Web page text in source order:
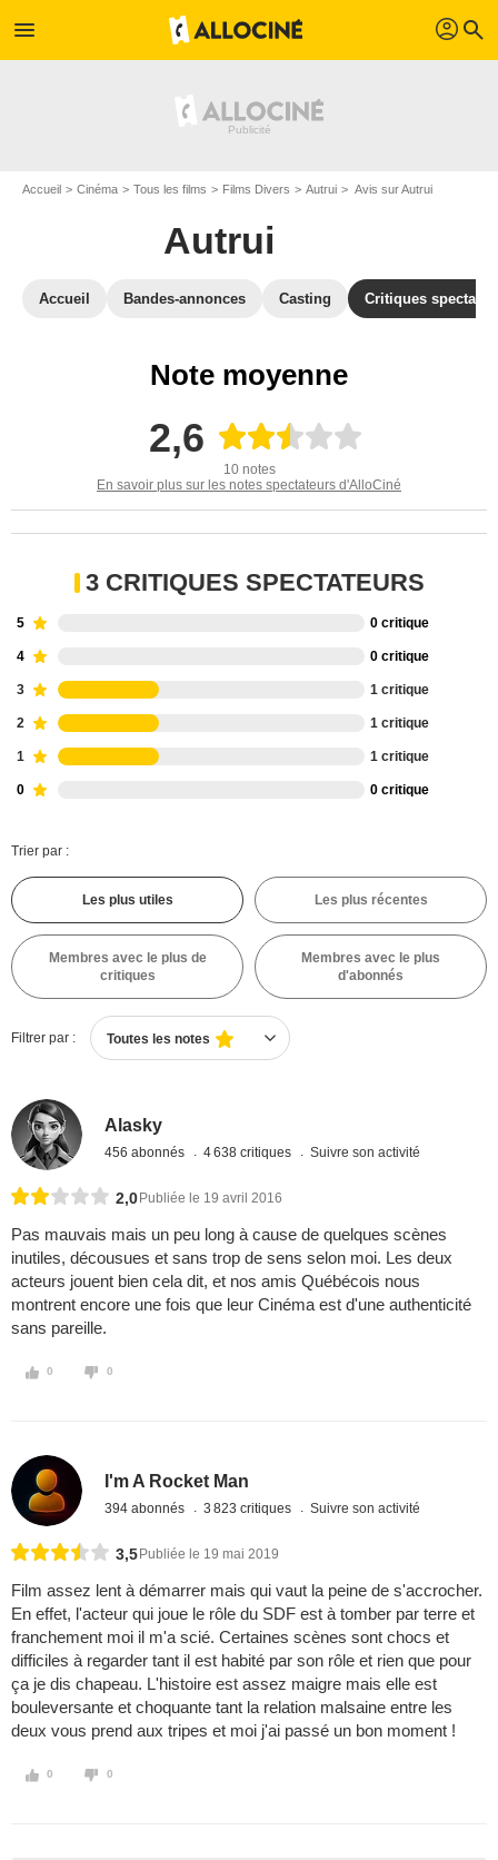
menu profil search
Accueil Cinéma Tous les films Films Divers Autrui Avis sur Autrui
Autrui
Accueil Bandes-annonces Casting Critiques
Note moyenne
2,6
10 notes
En savoir plus sur les notes spectateurs d'AlloCiné
3 CRITIQUES SPECTATEURS
5 0 critique
4 0 critique
3 1 critique
2 1 critique
1 1 critique
0 0 critique
Trier par :
Les plus utiles Les plus récentes
Membres avec le plus de
critiques
Membres avec le plus
d'abonnés
Filtrer par : Toutes les notes
Alasky
456 abonnés 4 638 critiques Suivre son activité
2,0 Publiée le 19 avril 2016
Pas mauvais mais un peu long à cause de quelques scènes
inutiles, décousues et sans trop de sens selon moi. Les deux
acteurs jouent bien cela dit, et nos amis Québécois nous
montrent encore une fois que leur Cinéma est d'une authenticité
sans pareille.
0 0
I'm A Rocket Man
394 abonnés 3 823 critiques Suivre son activité
3,5 Publiée le 19 mai 2019
Film assez lent à démarrer mais qui vaut la peine de s'accrocher.
En effet, l'acteur qui joue le rôle du SDF est à tomber par terre et
franchement moi il m'a scié. Certaines scènes sont chocs et
difficiles à regarder tant il est habité par son rôle et rien que pour
ça je dis chapeau. L'histoire est assez maigre mais elle est
bouleversante et choquante tant la relation malsaine entre les
deux vous prend aux tripes et moi j'ai passé un bon moment !
0 0